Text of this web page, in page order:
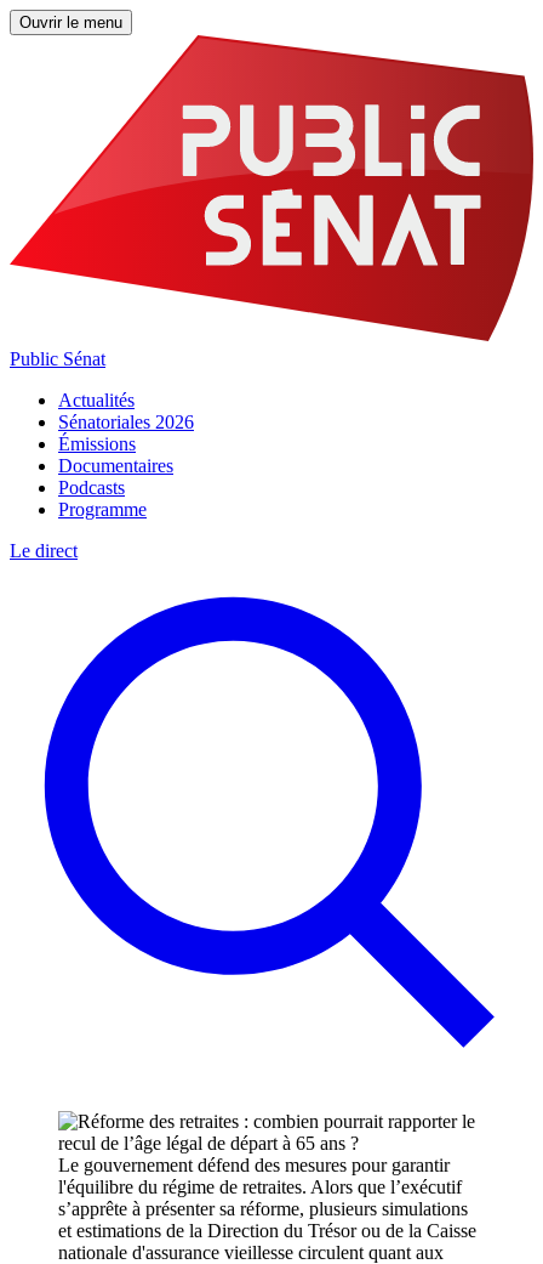
Ouvrir le menu
Public Sénat
Actualités
Sénatoriales 2026
Émissions
Documentaires
Podcasts
Programme
Le direct
Le gouvernement défend des mesures pour garantir
l'équilibre du régime de retraites. Alors que l’exécutif
s’apprête à présenter sa réforme, plusieurs simulations
et estimations de la Direction du Trésor ou de la Caisse
nationale d'assurance vieillesse circulent quant aux